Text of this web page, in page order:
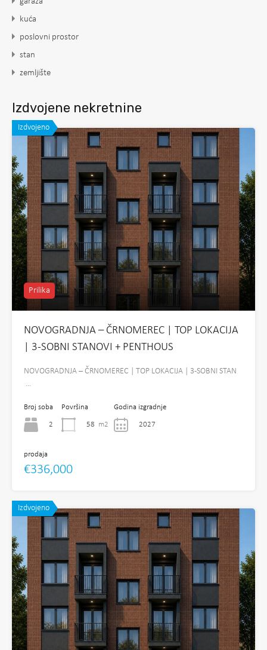
kuća
poslovni prostor
stan
zemljište
Izdvojene nekretnine
Izdvojeno
Prilika
NOVOGRADNJA – ČRNOMEREC | TOP LOKACIJA
| 3-SOBNI STANOVI + PENTHOUS
NOVOGRADNJA – ČRNOMEREC | TOP LOKACIJA | 3-SOBNI STAN
…
Broj soba
2
Površina
58 m2
Godina izgradnje
2027
prodaja
€336,000
Izdvojeno